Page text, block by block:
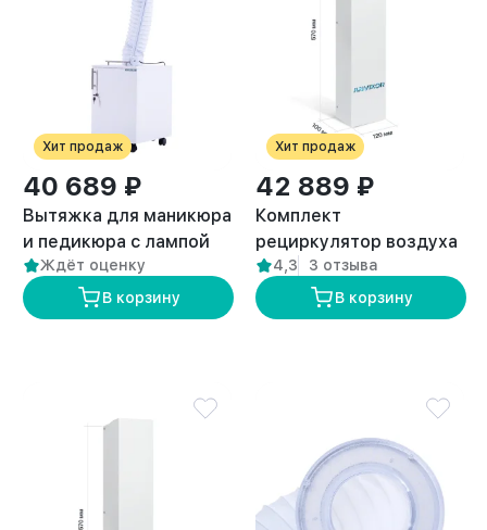
Хит продаж
40 689 ₽
Вытяжка для маникюра
и педикюра с лампой
премиум “ANVIKOR VC-
AIR-3” + Комплект
пылевых фильтров (5
Ждёт оценку
В корзину
Хит продаж
42 889 ₽
Комплект
рециркулятор воздуха
+ вытяжка для
кератина и ботокса с
лампой
4,3
3 отзыва
В корзину